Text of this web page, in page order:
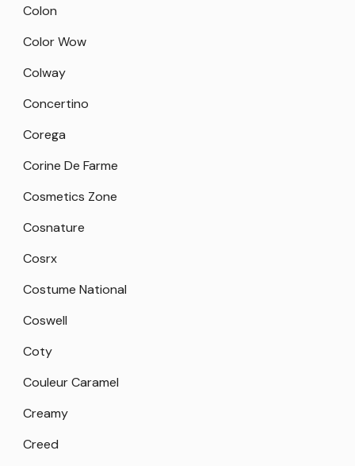
Colon
Color Wow
Colway
Concertino
Corega
Corine De Farme
Cosmetics Zone
Cosnature
Cosrx
Costume National
Coswell
Coty
Couleur Caramel
Creamy
Creed